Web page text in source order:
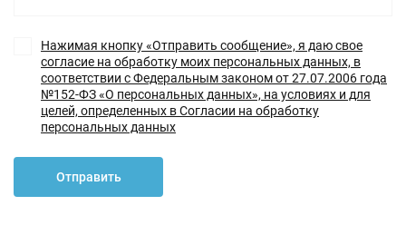
Нажимая кнопку «Отправить сообщение», я даю свое
согласие на обработку моих персональных данных, в
соответствии с Федеральным законом от 27.07.2006 года
№152-ФЗ «О персональных данных», на условиях и для
целей, определенных в Согласии на обработку
персональных данных
Отправить